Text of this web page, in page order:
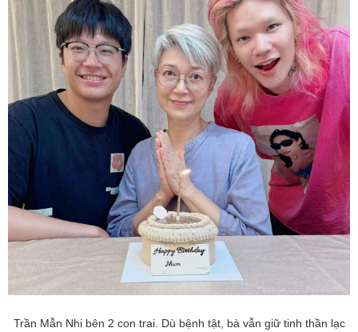
Trần Mẫn Nhi bên 2 con trai. Dù bệnh tật, bà vẫn giữ tinh thần lạc